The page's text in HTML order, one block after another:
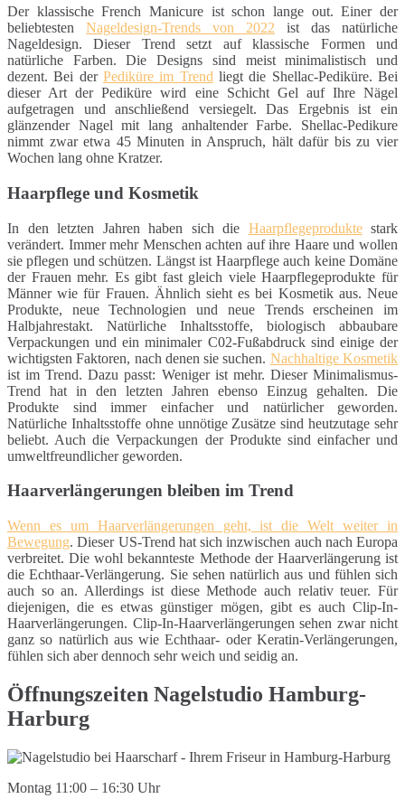
Der klassische French Manicure ist schon lange out. Einer der
beliebtesten Nageldesign-Trends von 2022 ist das natürliche
Nageldesign. Dieser Trend setzt auf klassische Formen und
natürliche Farben. Die Designs sind meist minimalistisch und
dezent. Bei der Pediküre im Trend liegt die Shellac-Pediküre. Bei
dieser Art der Pediküre wird eine Schicht Gel auf Ihre Nägel
aufgetragen und anschließend versiegelt. Das Ergebnis ist ein
glänzender Nagel mit lang anhaltender Farbe. Shellac-Pedikure
nimmt zwar etwa 45 Minuten in Anspruch, hält dafür bis zu vier
Wochen lang ohne Kratzer.
Haarpflege und Kosmetik
In den letzten Jahren haben sich die Haarpflegeproduktestark
verändert. Immer mehr Menschen achten auf ihre Haare und wollen
sie pflegen und schützen. Längst ist Haarpflege auch keine Domäne
der Frauen mehr. Es gibt fast gleich viele Haarpflegeprodukte für
Männer wie für Frauen. Ähnlich sieht es bei Kosmetik aus. Neue
Produkte, neue Technologien und neue Trends erscheinen im
Halbjahrestakt. Natürliche Inhaltsstoffe, biologisch abbaubare
Verpackungen und ein minimaler C02-Fußabdruck sind einige der
wichtigsten Faktoren, nach denen sie suchen. Nachhaltige Kosmetik
ist im Trend. Dazu passt: Weniger ist mehr. Dieser Minimalismus-
Trend hat in den letzten Jahren ebenso Einzug gehalten. Die
Produkte sind immer einfacher und natürlicher geworden.
Natürliche Inhaltsstoffe ohne unnötige Zusätze sind heutzutage sehr
beliebt. Auch die Verpackungen der Produkte sind einfacher und
umweltfreundlicher geworden.
Haarverlängerungen bleiben im Trend
Wenn es um Haarverlängerungen geht, ist die Welt weiter in
Bewegung. Dieser US-Trend hat sich inzwischen auch nach Europa
verbreitet. Die wohl bekannteste Methode der Haarverlängerung ist
die Echthaar-Verlängerung. Sie sehen natürlich aus und fühlen sich
auch so an. Allerdings ist diese Methode auch relativ teuer. Für
diejenigen, die es etwas günstiger mögen, gibt es auch Clip-In-
Haarverlängerungen. Clip-In-Haarverlängerungen sehen zwar nicht
ganz so natürlich aus wie Echthaar- oder Keratin-Verlängerungen,
fühlen sich aber dennoch sehr weich und seidig an.
Öffnungszeiten Nagelstudio Hamburg-
Harburg
Montag 11:00 – 16:30 Uhr